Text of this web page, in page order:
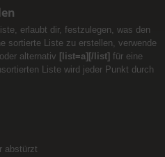
erlaubt dir, festzulegen, was den
sortierte Liste zu erstellen, verwende
alternativ [list=a][/list] für eine
Liste wird jeder Punkt durch
abstürzt